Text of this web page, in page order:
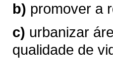
b) promover a
c) urbanizar
qualidade de